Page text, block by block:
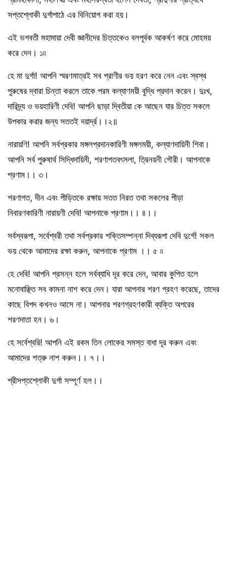
সপ্তশ্লোকী দুর্গাপাঠে এর বিনিয়োগ করা হয়।
এই ভগবতী মহামায়া দেবী জ্ঞানীদের চিত্তকেও বলপূর্বক আকর্ষণ করে মোহময়
করে দেন। ১৷৷
হে মা দুর্গা! আপনি স্মরণমাত্রই সব প্রাণীর ভয় হরণ করে নেন এবং স্বস্থ
পুরুষের দ্বারা চিন্তা করলে তাকে পরম কল্যাণময়ী বুদ্ধি প্রদান করেন। দুঃখ,
দারিদ্র্য ও ভয়হারিণী দেবি! আপনি ছাড়া দ্বিতীয়া কে আছেন যার চিত্ত সকলে
উপকার করার জন্য সততই দয়ার্দ্র।।২॥
নারায়ণি! আপনি সর্বপ্রকার মঙ্গলপ্রদানকারিণী মঙ্গলময়ী, কল্যাণদায়িনী শিবা।
আপনি সর্ব পুরুষার্থ সিদ্ধিদায়িনী, শরণাগতবৎসলা, ত্রিনয়নী গৌরী। আপনাকে
প্রণাম।। ৩।
শরণাগত, দীন এবং পীড়িতকে রক্ষায় সতত নিরত তথা সকলের পীড়া
নিবারণকারিণী নারায়ণী দেবি! আপনাকে প্রণাম।। ৪।।
সর্বস্বরূপা, সর্বেশ্বরী তথা সর্বপ্রকার শক্তিসম্পন্না দিব্যরূপা দেবি দুর্গে! সকল
ভয় থেকে আমাদের রক্ষা করুন, আপনাকে প্রণাম ।। ৫ ৷৷
হে দেবি! আপনি প্রসন্ন হলে সর্বব্যাধি দূর করে দেন, আবার কুপিত হলে
মনোবাঞ্ছিত সব কামনা নাশ করে দেন। যারা আপনার শরণ গ্রহণ করেছে, তাদের
কাছে বিপদ কখনও আসে না। আপনার শরণগ্রহণকারী ব্যক্তি অপরের
শরণদাতা হন। ৬।
হে সর্বেশ্বরি! আপনি এই রকম তিন লোকের সমস্ত বাধা দূর করুন এবং
আমাদের শত্রু নাশ করুন।। ৭।।
শ্রীসপ্তশ্লোকী দুর্গা সম্পূর্ণ হল।।